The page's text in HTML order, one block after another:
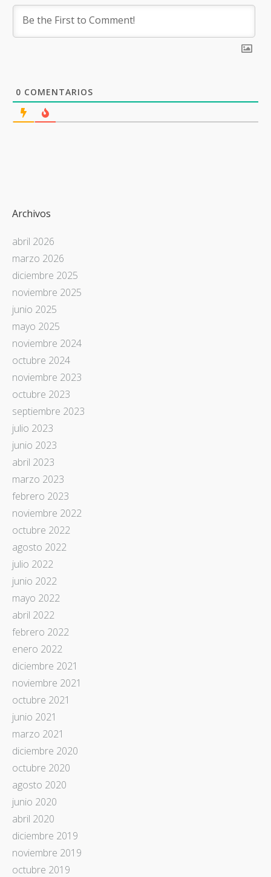
0 COMENTARIOS
Archivos
abril 2026
marzo 2026
diciembre 2025
noviembre 2025
junio 2025
mayo 2025
noviembre 2024
octubre 2024
noviembre 2023
octubre 2023
septiembre 2023
julio 2023
junio 2023
abril 2023
marzo 2023
febrero 2023
noviembre 2022
octubre 2022
agosto 2022
julio 2022
junio 2022
mayo 2022
abril 2022
febrero 2022
enero 2022
diciembre 2021
noviembre 2021
octubre 2021
junio 2021
marzo 2021
diciembre 2020
octubre 2020
agosto 2020
junio 2020
abril 2020
diciembre 2019
noviembre 2019
octubre 2019